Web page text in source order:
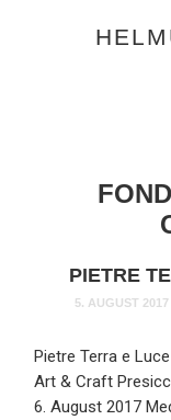
PIETRE
5. AUGUST 2017
Pietre Terra e
Art & Craft
6. August 2017